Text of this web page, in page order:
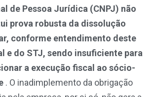
de Pessoa Jurídica (CNPJ) não
prova robusta da dissolução
conforme entendimento deste
e do STJ, sendo insuficiente para
a execução fiscal ao sócio-
. O inadimplemento da obrigação